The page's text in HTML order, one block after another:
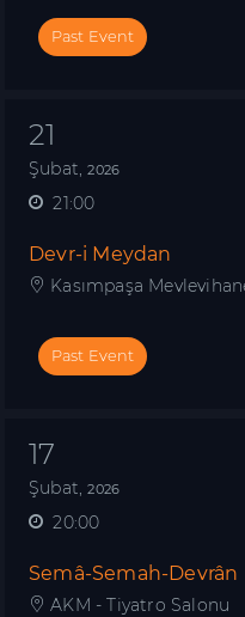
Past Event
21
Şubat,2026
21:00
Devr-i Meydan
Kasımpaşa
Past Event
17
Şubat,2026
20:00
Semâ-Semah-Devrân
AKM - Tiyatro Salonu